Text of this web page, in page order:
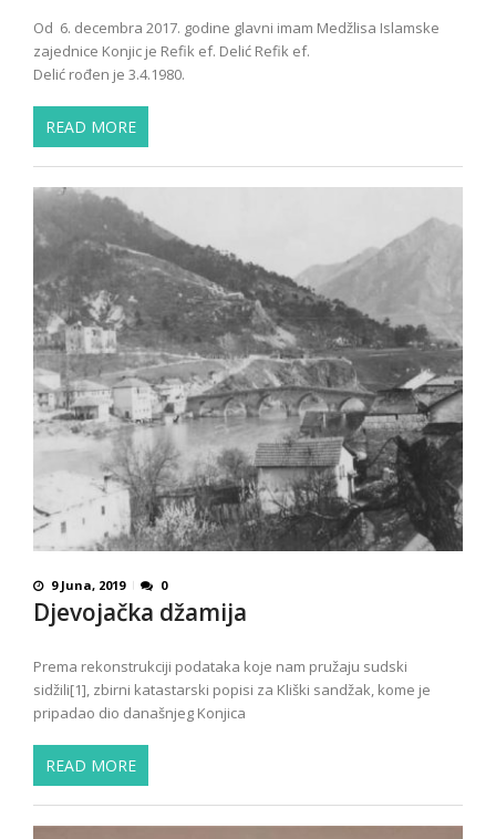
Od 6. decembra 2017. godine glavni imam Medžlisa Islamske
zajednice Konjic je Refik ef. Delić Refik ef.
Delić rođen je 3.4.1980.
READ MORE
9 Juna, 2019 0
Djevojačka džamija
Prema rekonstrukciji podataka koje nam pružaju sudski
sidžili[1], zbirni katastarski popisi za Kliški sandžak, kome je
pripadao dio današnjeg Konjica
READ MORE